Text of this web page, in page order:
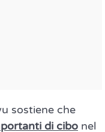
sostiene che
di cibo nel